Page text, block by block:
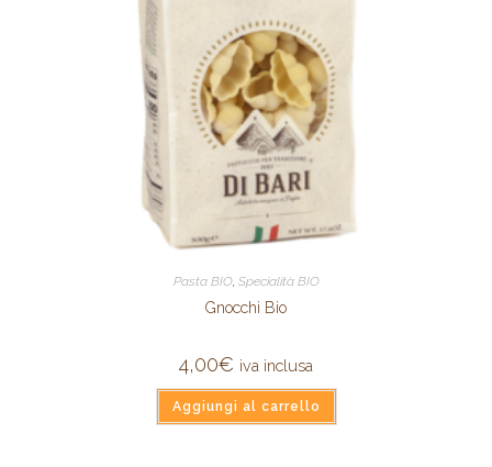
Pasta BIO, Specialità BIO
Gnocchi Bio
4,00€ iva inclusa
Aggiungi al carrello